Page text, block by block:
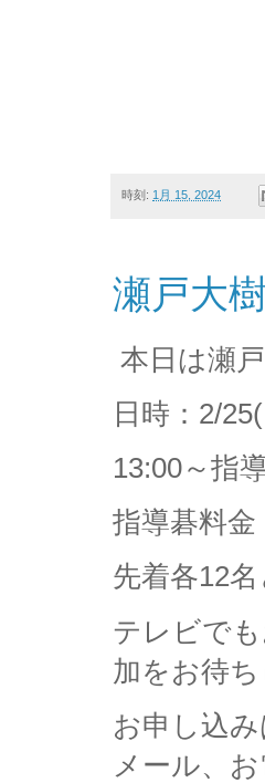
時刻: 1月 15, 2024
瀬戸大
本日は瀬
日時：2/
13:00～指
指導碁料金
先着各12名
テレビで
加をお待ち
お申し込み
メール、